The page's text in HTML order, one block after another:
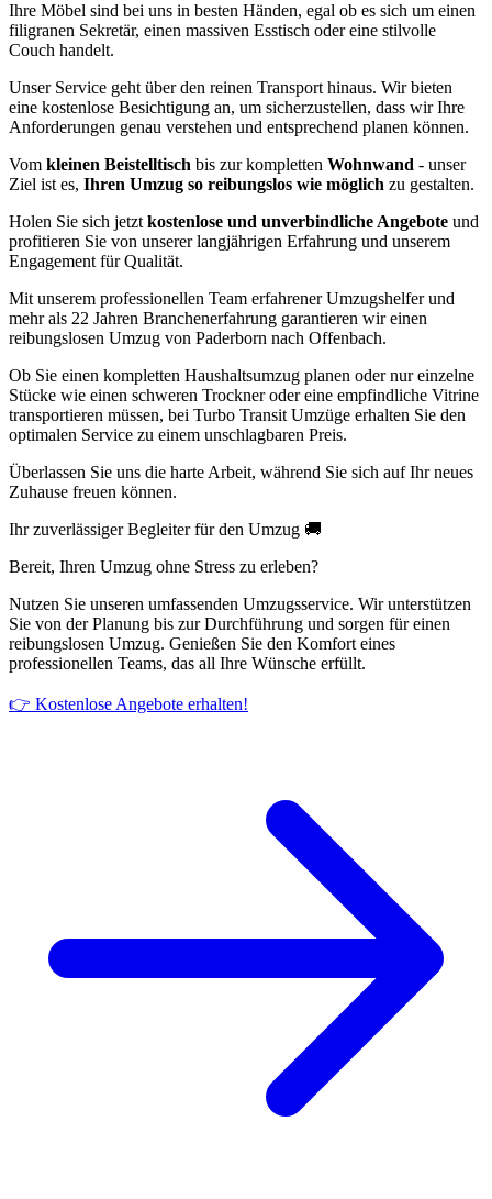
Ihre Möbel sind bei uns in besten Händen, egal ob es sich um einen
filigranen Sekretär, einen massiven Esstisch oder eine stilvolle
Couch handelt.
Unser Service geht über den reinen Transport hinaus. Wir bieten
eine kostenlose Besichtigung an, um sicherzustellen, dass wir Ihre
Anforderungen genau verstehen und entsprechend planen können.
Vom kleinen Beistelltisch bis zur kompletten Wohnwand - unser
Ziel ist es, Ihren Umzug so reibungslos wie möglich zu gestalten.
Holen Sie sich jetzt kostenlose und unverbindliche Angebote und
profitieren Sie von unserer langjährigen Erfahrung und unserem
Engagement für Qualität.
Mit unserem professionellen Team erfahrener Umzugshelfer und
mehr als 22 Jahren Branchenerfahrung garantieren wir einen
reibungslosen Umzug von Paderborn nach Offenbach.
Ob Sie einen kompletten Haushaltsumzug planen oder nur einzelne
Stücke wie einen schweren Trockner oder eine empfindliche Vitrine
transportieren müssen, bei Turbo Transit Umzüge erhalten Sie den
optimalen Service zu einem unschlagbaren Preis.
Überlassen Sie uns die harte Arbeit, während Sie sich auf Ihr neues
Zuhause freuen können.
Ihr zuverlässiger Begleiter für den Umzug 🚚
Bereit, Ihren Umzug ohne Stress zu erleben?
Nutzen Sie unseren umfassenden Umzugsservice. Wir unterstützen
Sie von der Planung bis zur Durchführung und sorgen für einen
reibungslosen Umzug. Genießen Sie den Komfort eines
professionellen Teams, das all Ihre Wünsche erfüllt.
👉 Kostenlose Angebote erhalten!